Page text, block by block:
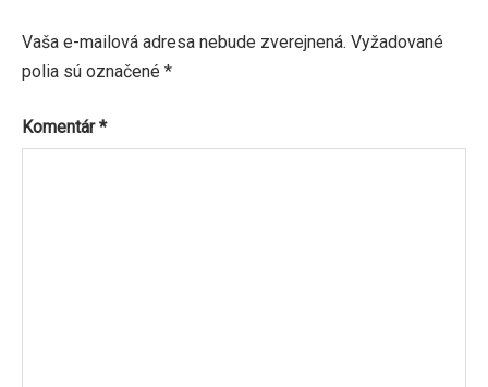
Vaša e-mailová adresa nebude zverejnená. Vyžadované
polia sú označené *
Komentár*